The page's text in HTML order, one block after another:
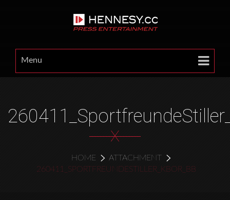
Menu
X
HOME
ATTACHMENT
260411_SPORTFREUNDESTILLER_KBOR_BB